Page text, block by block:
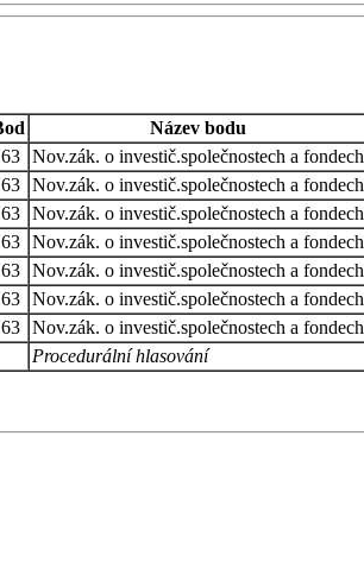
Název bodu
63 Nov.zák. o investič.společnostech a fondech
63 Nov.zák. o investič.společnostech a fondech
63 Nov.zák. o investič.společnostech a fondech
63 Nov.zák. o investič.společnostech a fondech
63 Nov.zák. o investič.společnostech a fondech
63 Nov.zák. o investič.společnostech a fondech
63 Nov.zák. o investič.společnostech a fondech
Procedurální hlasování